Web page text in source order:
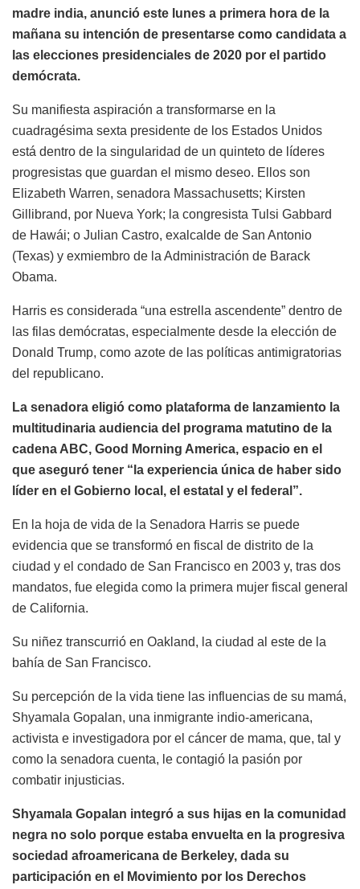
madre india, anunció este lunes a primera hora de la
mañana su intención de presentarse como candidata a
las elecciones presidenciales de 2020 por el partido
demócrata.
Su manifiesta aspiración a transformarse en la
cuadragésima sexta presidente de los Estados Unidos
está dentro de la singularidad de un quinteto de líderes
progresistas que guardan el mismo deseo. Ellos son
Elizabeth Warren, senadora Massachusetts; Kirsten
Gillibrand, por Nueva York; la congresista Tulsi Gabbard
de Hawái; o Julian Castro, exalcalde de San Antonio
(Texas) y exmiembro de la Administración de Barack
Obama.
Harris es considerada “una estrella ascendente” dentro de
las filas demócratas, especialmente desde la elección de
Donald Trump, como azote de las políticas antimigratorias
del republicano.
La senadora eligió como plataforma de lanzamiento la
multitudinaria audiencia del programa matutino de la
cadena ABC, Good Morning America, espacio en el
que aseguró tener “la experiencia única de haber sido
líder en el Gobierno local, el estatal y el federal”.
En la hoja de vida de la Senadora Harris se puede
evidencia que se transformó en fiscal de distrito de la
ciudad y el condado de San Francisco en 2003 y, tras dos
mandatos, fue elegida como la primera mujer fiscal general
de California.
Su niñez transcurrió en Oakland, la ciudad al este de la
bahía de San Francisco.
Su percepción de la vida tiene las influencias de su mamá,
Shyamala Gopalan, una inmigrante indio-americana,
activista e investigadora por el cáncer de mama, que, tal y
como la senadora cuenta, le contagió la pasión por
combatir injusticias.
Shyamala Gopalan integró a sus hijas en la comunidad
negra no solo porque estaba envuelta en la progresiva
sociedad afroamericana de Berkeley, dada su
participación en el Movimiento por los Derechos